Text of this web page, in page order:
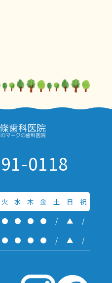
0118
火 水 木 金 土 日 祝
● ● ● ● / ▲ /
● ● ● ● / ▲ /